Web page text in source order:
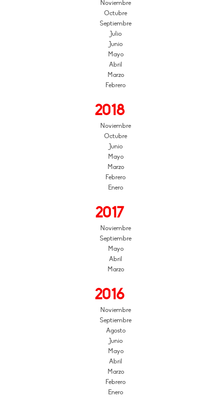
Noviembre
Octubre
Septiembre
Julio
Junio
Mayo
Abril
Marzo
Febrero
2018
Noviembre
Octubre
Junio
Mayo
Marzo
Febrero
Enero
2017
Noviembre
Septiembre
Mayo
Abril
Marzo
2016
Noviembre
Septiembre
Agosto
Junio
Mayo
Abril
Marzo
Febrero
Enero